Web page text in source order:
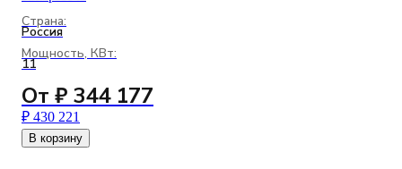
Страна:
Россия
Мощность, КВт:
11
От ₽ 344 177
₽ 430 221
В корзину